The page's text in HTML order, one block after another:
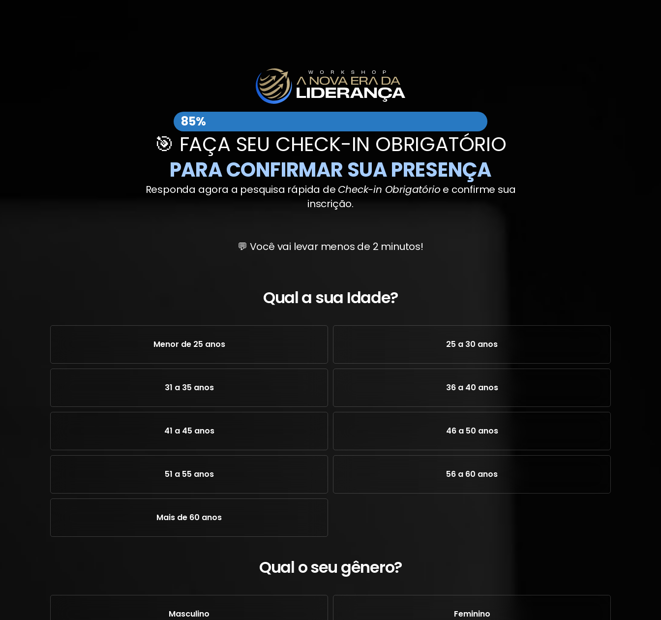
Você está quase lá!
85%
🎯 FAÇA SEU CHECK-IN OBRIGATÓRIO
PARA CONFIRMAR SUA PRESENÇA
Responda agora a pesquisa rápida de Check-in Obrigatório e confirme sua
inscrição.
💬 Você vai levar menos de 2 minutos!
Qual a sua Idade?
Menor de 25 anos 25 a 30 anos
31 a 35 anos 36 a 40 anos
41 a 45 anos 46 a 50 anos
51 a 55 anos 56 a 60 anos
Mais de 60 anos
Qual o seu gênero?
Masculino Feminino